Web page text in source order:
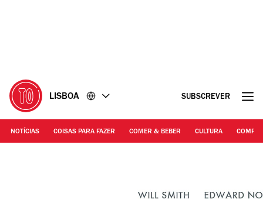
LISBOA SUBSCREVER
NOTÍCIAS COISAS PARA FAZER COMER & BEBER CULTURA